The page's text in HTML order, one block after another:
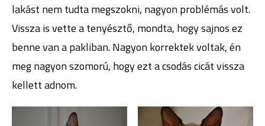
lakást nem tudta megszokni, nagyon problémás volt.
Vissza is vette a tenyésztő, mondta, hogy sajnos ez
benne van a pakliban. Nagyon korrektek voltak, én
meg nagyon szomorú, hogy ezt a csodás cicát vissza
kellett adnom.